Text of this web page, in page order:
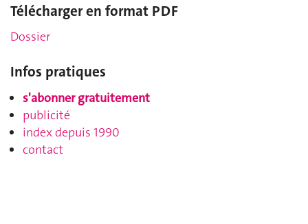
Télécharger en format PDF
Dossier
Infos pratiques
s'abonner gratuitement
publicité
index depuis 1990
contact